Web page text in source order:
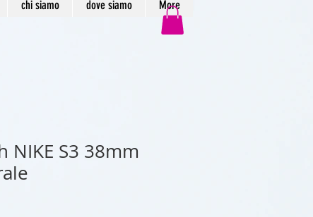
chi siamo dove siamo More
NIKE S3 38mm